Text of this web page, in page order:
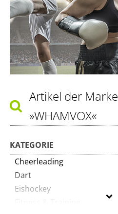
Artikel der Marke
»WHAMVOX«
KATEGORIE
Cheerleading
Dart
Eishockey